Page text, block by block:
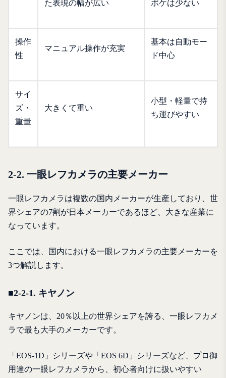
た表現の幅が広い ボケは少ない
操作
性
マニュアル操作が充実
基本は自動モー
ド中心
サイ
ズ・
重量
大きくて重い
小型・軽量で持
ち運びやすい
2-2. 一眼レフカメラの主要メーカー
一眼レフカメラは複数の国内メーカーが生産しており、世
界シェアの7割が日本メーカーであるほど、大きな産業に
なっています。
ここでは、国内における一眼レフカメラの主要メーカーを
3つ解説します。
■2-2-1. キヤノン
キヤノンは、20％以上の世界シェアを誇る、一眼レフカメ
ラで最も大手のメーカーです。
「EOS-1D」シリーズや「EOS 6D」シリーズなど、プロ御
用達の一眼レフカメラから、初心者向けに扱いやすい